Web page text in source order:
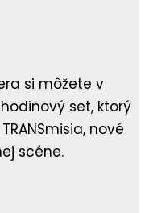
si môžete v
set, ktorý
nové
scéne.